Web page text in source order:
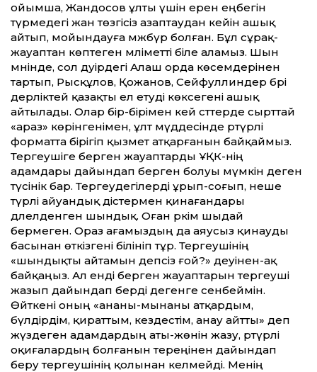
ойымша, Жандосов ұлты үшін ерен еңбегін
түрмедегі жан төзгісіз азаптаудан кейін ашық
айтып, мойындауға мәжбүр болған. Бұл сұрақ-
жауаптан көптеген мәліметті біле аламыз. Шын
мәнінде, сол дәуірдегі Алаш орда көсемдерінен
тартып, Рысқұлов, Қожанов, Сейфуллиндер бәрі
дерліктей қазақты ел етуді көксегені ашық
айтылады. Олар бір-бірімен кей сәттерде сырттай
«араз» көрінгенімен, ұлт мүддесінде әртүрлі
форматта бірігіп қызмет атқарғанын байқаймыз.
Тергеушіге берген жауаптарды ҰҚК-нің
адамдары дайындап берген болуы мүмкін деген
түсінік бар. Тергеудегілерді ұрып-соғып, неше
түрлі айуандық әдістермен қинағандары
дәлелденген шындық. Оған әркім шыдай
бермеген. Ораз ағамыздың да аяусыз қинауды
басынан өткізгені білініп тұр. Тергеушінің
«шындықты айтамын депсіз ғой?» деуінен-ақ
байқаңыз. Ал енді берген жауаптарын тергеуші
жазып дайындап берді дегенге сенбеймін.
Өйткені оның «ананы-мынаны атқардым,
бүлдірдім, қираттым, кездестім, анау айтты» деп
жүздеген адамдардың аты-жөнін жазу, әртүрлі
оқиғалардың болғанын тереңінен дайындап
беру тергеушінің қолынан келмейді. Менің